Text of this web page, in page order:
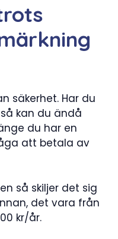
säkerhet. Har du
kan du ändå
du har en
att betala av
så skiljer det sig
det vara från
kr/år.